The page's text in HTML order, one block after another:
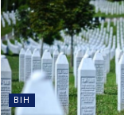
BIH